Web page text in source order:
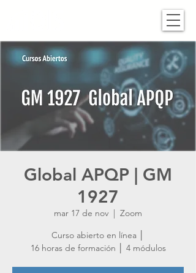
Global APQP | GM
1927
mar 17 de nov
  |
Zoom
Curso abierto en línea │
16 horas de formación │ 4 módulos